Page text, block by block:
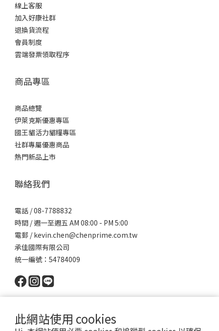
此網站使用 cookies
線上客服
加入好康社群
退換貨流程
會員制度
雲端發票領取程序
商品專區
商品總覽
伊萊克斯優惠專區
國王貓活力貓糧專區
社群專屬優惠商品
熱門新品上市
聯絡我們
電話 / 08-7788832
時間 / 週一至週五 AM 08:00 - PM 5:00
電郵 / kevin.chen@chenprime.com.tw
承佳國際有限公司
統一編號：54784009